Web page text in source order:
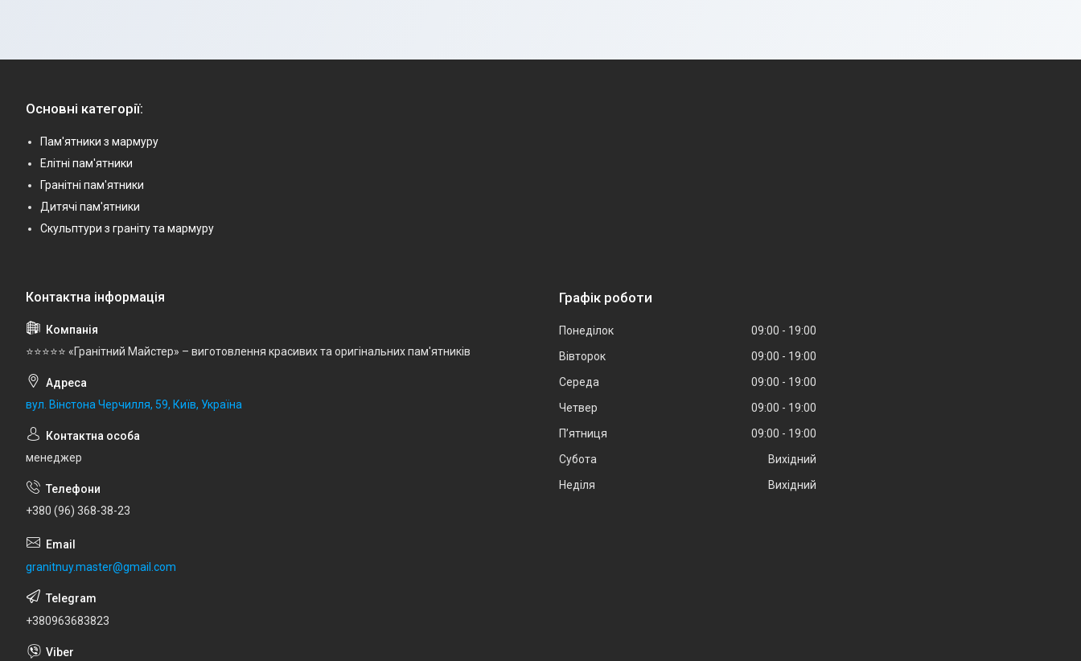
Основні категорії:
Пам'ятники з мармуру
Елітні пам'ятники
Гранітні пам'ятники
Дитячі пам'ятники
Скульптури з граніту та мармуру
⭐⭐⭐⭐⭐ «Гранітний Майстер» – виготовлення красивих та оригінальних пам'ятників
вул. Вінстона Черчилля, 59, Київ, Україна
менеджер
+380 (96) 368-38-23
granitnuy.master@gmail.com
+380963683823
Графік роботи
Понеділок 09:00
19:00
Вівторок
09:00
19:00
Середа
09:00
19:00
Четвер
09:00
19:00
Пʼятниця
09:00
19:00
Субота
Вихідний
Неділя
Вихідний